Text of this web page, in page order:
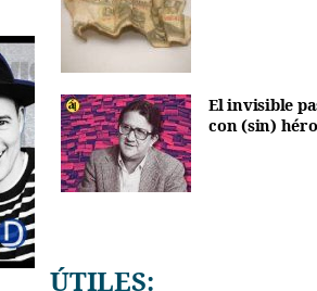
El invisible
con (sin)
ÚTILES: